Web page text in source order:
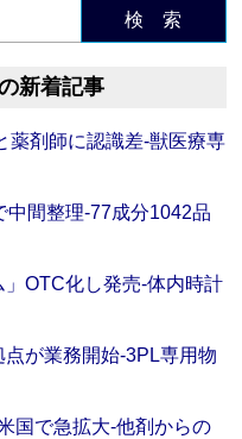
検 索
新着記事
薬剤師に認識差‐獣医療専
中間整理‐77成分1042品
」OTC化し発売‐体内時計
が業務開始‐3PL専用物
国で急拡大‐他剤からの